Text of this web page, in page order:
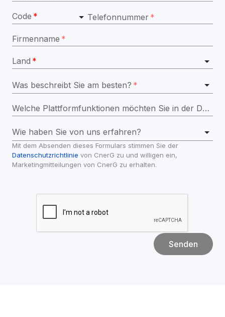
Code * Telefonnummer *
Firmenname *
Land *
Was beschreibt Sie am besten? *
Welche Plattformfunktionen möchten Sie in der Demo erkunden?
Wie haben Sie von uns erfahren?
Datenschutzrichtlinie von CnerG zu und willigen ein,
Marketingmitteilungen von CnerG zu erhalten.
Senden